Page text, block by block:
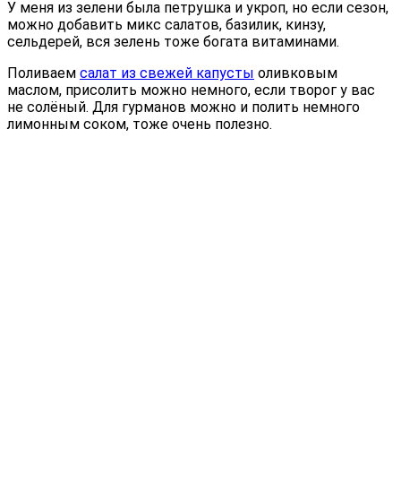
У меня из зелени была петрушка и укроп, но если сезон,
можно добавить микс салатов, базилик, кинзу,
сельдерей, вся зелень тоже богата витаминами.
Поливаем салат из свежей капусты оливковым
маслом, присолить можно немного, если творог у вас
не солёный. Для гурманов можно и полить немного
лимонным соком, тоже очень полезно.